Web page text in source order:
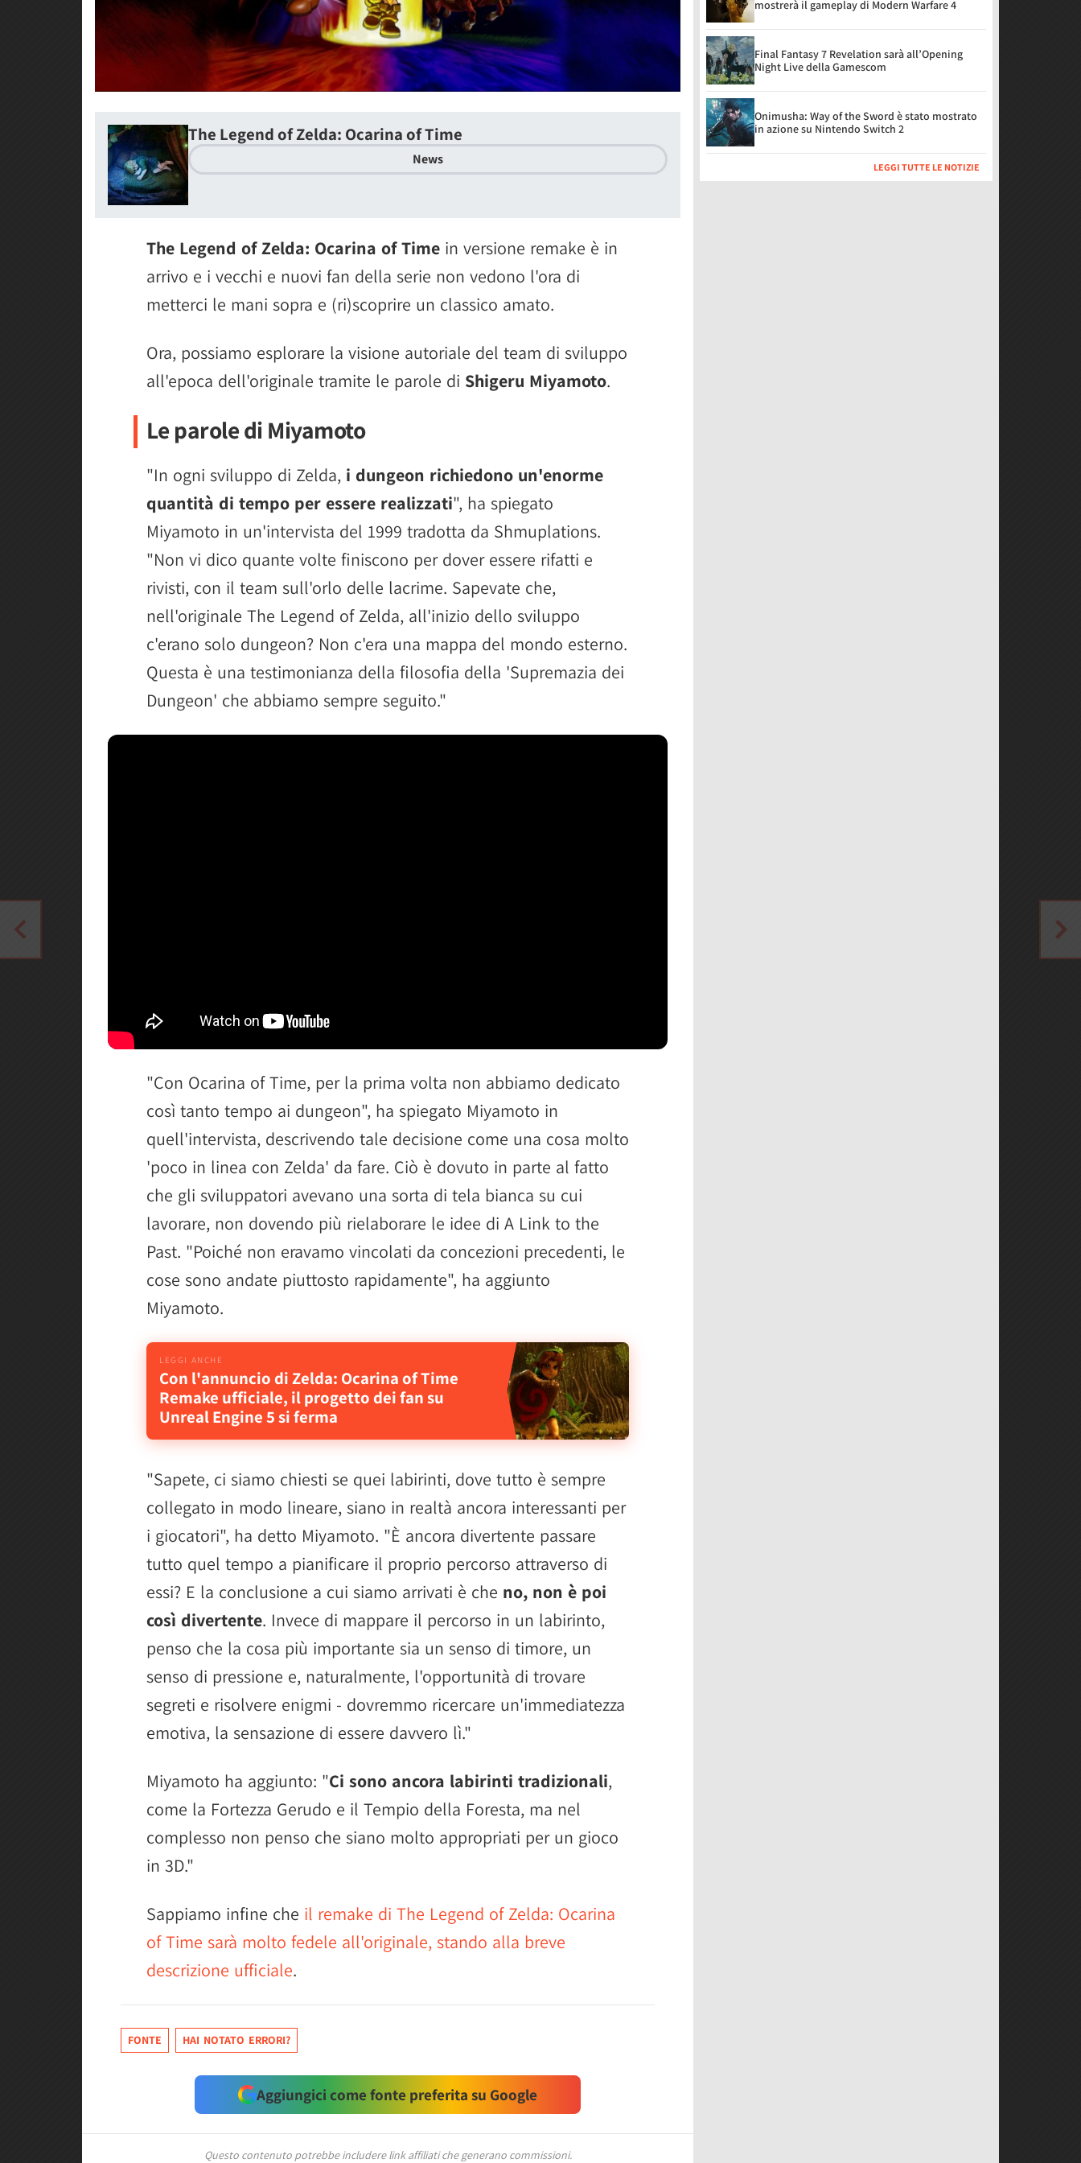
The Legend of Zelda: Ocarina of Time
News
The Legend of Zelda: Ocarina of Time in versione remake è in
arrivo e i vecchi e nuovi fan della serie non vedono l'ora di
metterci le mani sopra e (ri)scoprire un classico amato.
Ora, possiamo esplorare la visione autoriale del team di sviluppo
all'epoca dell'originale tramite le parole di Shigeru Miyamoto.
Le parole di Miyamoto
"In ogni sviluppo di Zelda, i dungeon richiedono un'enorme
quantità di tempo per essere realizzati", ha spiegato
Miyamoto in un'intervista del 1999 tradotta da Shmuplations.
"Non vi dico quante volte finiscono per dover essere rifatti e
rivisti, con il team sull'orlo delle lacrime. Sapevate che,
nell'originale The Legend of Zelda, all'inizio dello sviluppo
c'erano solo dungeon? Non c'era una mappa del mondo esterno.
Questa è una testimonianza della filosofia della 'Supremazia dei
Dungeon' che abbiamo sempre seguito."
"Con Ocarina of Time, per la prima volta non abbiamo dedicato
così tanto tempo ai dungeon", ha spiegato Miyamoto in
quell'intervista, descrivendo tale decisione come una cosa molto
'poco in linea con Zelda' da fare. Ciò è dovuto in parte al fatto
che gli sviluppatori avevano una sorta di tela bianca su cui
lavorare, non dovendo più rielaborare le idee di A Link to the
Past. "Poiché non eravamo vincolati da concezioni precedenti, le
cose sono andate piuttosto rapidamente", ha aggiunto
Miyamoto.
Con l'annuncio di Zelda: Ocarina of Time
Remake ufficiale, il progetto dei fan su
Unreal Engine 5 si ferma
"Sapete, ci siamo chiesti se quei labirinti, dove tutto è sempre
collegato in modo lineare, siano in realtà ancora interessanti per
i giocatori", ha detto Miyamoto. "È ancora divertente passare
tutto quel tempo a pianificare il proprio percorso attraverso di
essi? E la conclusione a cui siamo arrivati è che no, non è poi
così divertente. Invece di mappare il percorso in un labirinto,
penso che la cosa più importante sia un senso di timore, un
senso di pressione e, naturalmente, l'opportunità di trovare
segreti e risolvere enigmi - dovremmo ricercare un'immediatezza
emotiva, la sensazione di essere davvero lì."
Miyamoto ha aggiunto: "Ci sono ancora labirinti tradizionali,
come la Fortezza Gerudo e il Tempio della Foresta, ma nel
complesso non penso che siano molto appropriati per un gioco
in 3D."
Sappiamo infine che il remake di The Legend of Zelda: Ocarina
of Time sarà molto fedele all'originale, stando alla breve
descrizione ufficiale.
FONTE HAI NOTATO ERRORI?
Aggiungici come fonte preferita su Google
Questo contenuto potrebbe includere link affiliati che generano commissioni.
mostrerà il gameplay di Modern Warfare 4
Final Fantasy 7 Revelation sarà all’Opening
Night Live della Gamescom
Onimusha: Way of the Sword è stato mostrato
in azione su Nintendo Switch 2
LEGGI TUTTE LE NOTIZIE